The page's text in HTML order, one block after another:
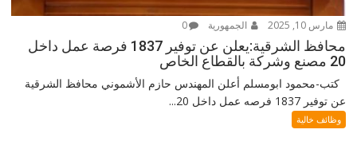
مارس 10, 2025 الجمهورية 0
محافظ الشرقية:يعلن عن توفير 1837 فرصة عمل داخل
20 مصنع وشركة بالقطاع الخاص
كتب-محمود ابومسلم أعلن المهندس حازم الأشموني محافظ الشرقية
عن توفير 1837 فرصه عمل داخل 20...
وظائف خالية